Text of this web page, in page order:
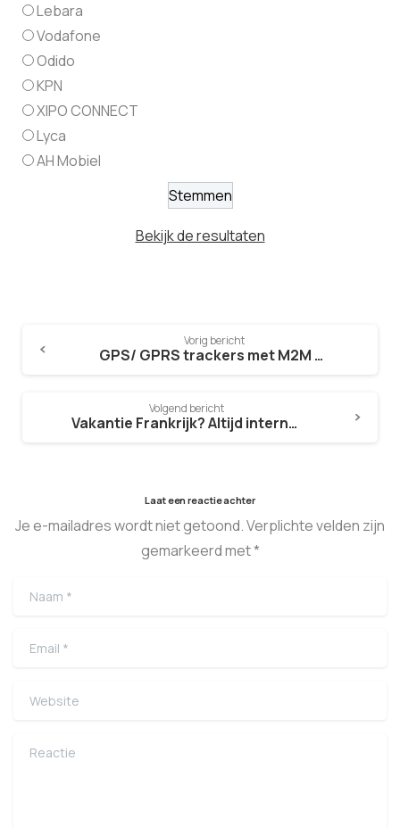
Lebara
Vodafone
Odido
KPN
XIPO CONNECT
Lyca
AH Mobiel
Bekijk de resultaten
Vorig bericht
GPS/ GPRS trackers met M2M simkaart
Volgend bericht
Vakantie Frankrijk? Altijd internet via je MiFi router!
Laat een reactie achter
Je e-mailadres wordt niet getoond. Verplichte velden zijn
gemarkeerd met *
Naam
Email
Website
Reactie